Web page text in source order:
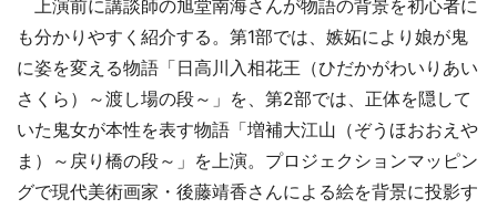
上演前に講談師の旭堂南海さんが物語の背景を初心者に
も分かりやすく紹介する。第1部では、嫉妬により娘が鬼
に姿を変える物語「日高川入相花王（ひだかがわいりあい
さくら）～渡し場の段～」を、第2部では、正体を隠して
いた鬼女が本性を表す物語「増補大江山（ぞうほおおえや
ま）～戻り橋の段～」を上演。プロジェクションマッピン
グで現代美術画家・後藤靖香さんによる絵を背景に投影す